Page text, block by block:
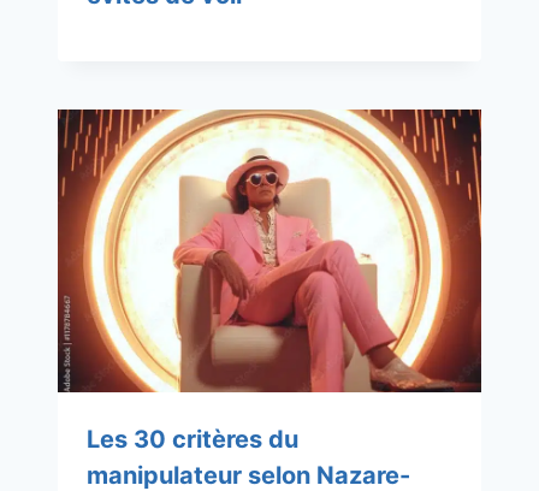
Les 30 critères du
manipulateur selon Nazare-